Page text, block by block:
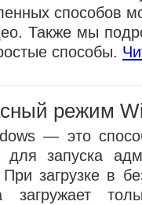
способов
Также мы
способы.
режим
— это
для запуска
При загрузке в
загружает